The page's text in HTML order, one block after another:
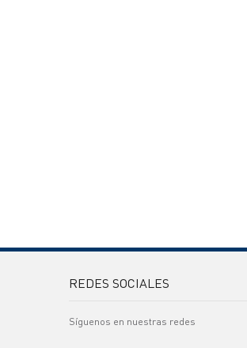
REDES SOCIALES
Síguenos en nuestras redes